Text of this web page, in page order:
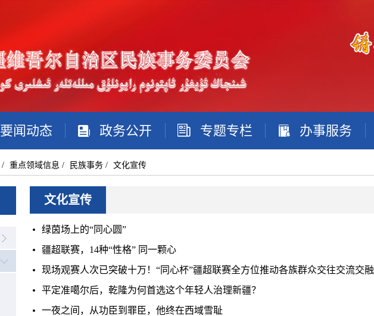
要闻动态 政务公开 专题专栏 办事服务
/ 重点领域信息 / 民族事务 / 文化宣传
文化宣传
绿茵场上的“同心圆”
疆超联赛，14种“性格” 同一颗心
现场观赛人次已突破十万！“同心杯”疆超联赛全方位推动各族群众交往交流交融
平定准噶尔后，乾隆为何首选这个年轻人治理新疆？
一夜之间，从功臣到罪臣，他终在西域雪耻